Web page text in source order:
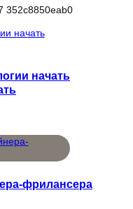
начать
фрилансера